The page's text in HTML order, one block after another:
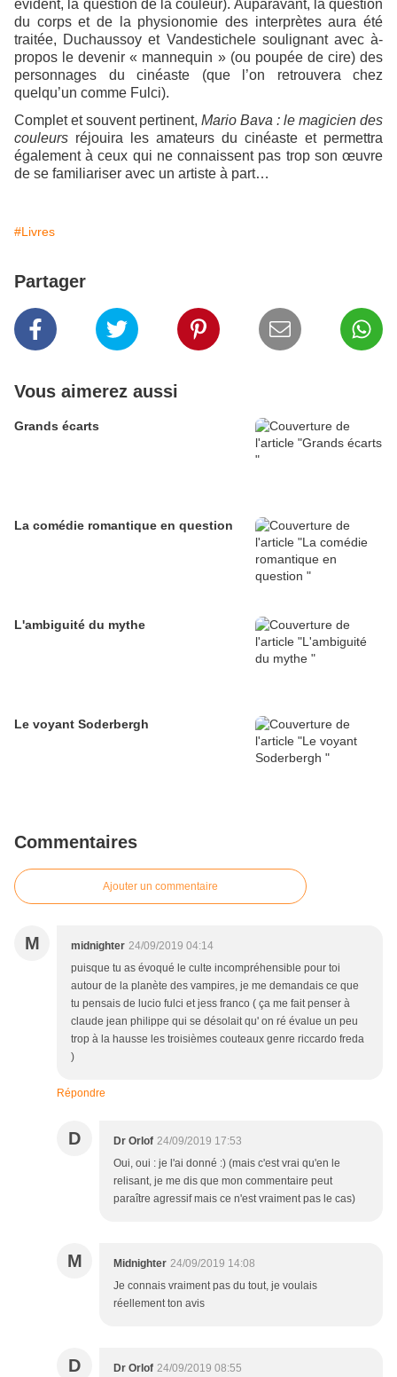
évident, la question de la couleur). Auparavant, la question
du corps et de la physionomie des interprètes aura été
traitée, Duchaussoy et Vandestichele soulignant avec à-
propos le devenir « mannequin » (ou poupée de cire) des
personnages du cinéaste (que l’on retrouvera chez
quelqu’un comme Fulci).
Complet et souvent pertinent, Mario Bava : le magicien des
couleurs réjouira les amateurs du cinéaste et permettra
également à ceux qui ne connaissent pas trop son œuvre
de se familiariser avec un artiste à part…
#Livres
Partager
Vous aimerez aussi
Grands écarts
La comédie romantique en question
L'ambiguité du mythe
Le voyant Soderbergh
Commentaires
Ajouter un commentaire
M midnighter 24/09/2019 04:14
puisque tu as évoqué le culte incompréhensible pour toi
autour de la planète des vampires, je me demandais ce que
tu pensais de lucio fulci et jess franco ( ça me fait penser à
claude jean philippe qui se désolait qu' on ré évalue un peu
trop à la hausse les troisièmes couteaux genre riccardo freda
)
Répondre
D Dr Orlof 24/09/2019 17:53
Oui, oui : je l'ai donné :) (mais c'est vrai qu'en le
relisant, je me dis que mon commentaire peut
paraître agressif mais ce n'est vraiment pas le cas)
M Midnighter 24/09/2019 14:08
Je connais vraiment pas du tout, je voulais
réellement ton avis
D Dr Orlof 24/09/2019 08:55